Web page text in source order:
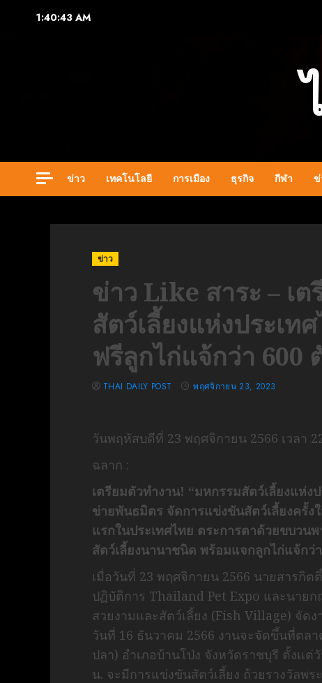
1:40:44 AM
ข่าว เทคโนโลยี การเมือง ธุรกิจ กีฬา
ข่าว
ข่าว Like สาระ – เ
สัตว์เลี้ยงแห่งประเท
ฟรีลูกไก่แจ้กว่า 600
THAI DAILY POST พฤศจิกายน 23, 2023
วันพฤหัสบดีที่ 23 พฤศจิกายน 2566 เวลา
ฉลาก :
เตรียมตัวทำงาน! “มหกรรมสัตว์เลี้ยงแห่ง
ข่ายพันธมิตร จัดการแข่งขันสัตว์เลี้ยงครั้
แรกในประเทศไทย ตระการตาด้วยขบวน
สัตว์เลี้ยงนานาชนิด พร้อมแจกลูกไก่แจ้กว่
เมื่อวันที่ 23 พฤศจิกายน 2566 นายสารกิ
ปฏิบัติการ Thailand Pet Expo และนาย
สวยงามและสัตว์เลี้ยง (Fish Village) จัด
วันที่ 16 ธันวาคม 2566 งานจะจัดขึ้นที่ตล
ปลา) อำเภอบ้านโป่ง จังหวัดราชบุรี ตั้งแต่
น. จะมีการแข่งขันสัตว์เลี้ยง ถ้วยรางวัลพ